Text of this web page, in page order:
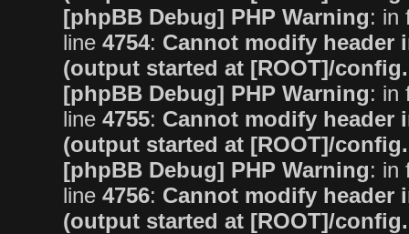
[phpBB Debug] PHP Warning: in
line 4754: Cannot modify header
(output started at [ROOT]/
[phpBB Debug] PHP Warning: in
line 4755: Cannot modify header
(output started at [ROOT]/
[phpBB Debug] PHP Warning: in
line 4756: Cannot modify header
(output started at [ROOT]/